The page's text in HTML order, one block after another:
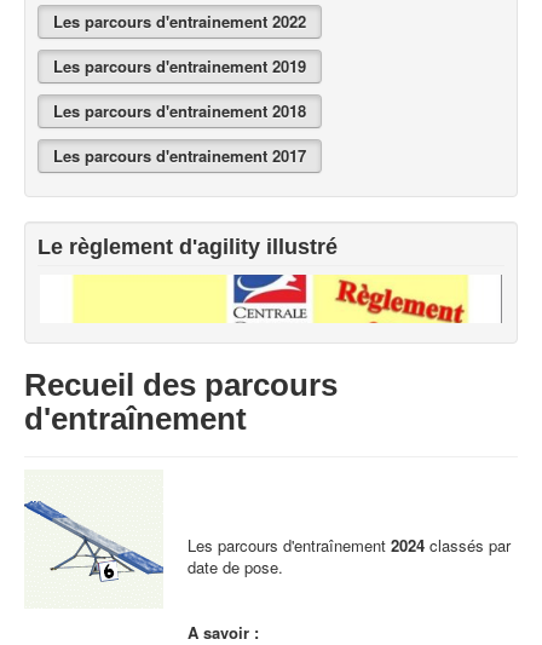
Les parcours d'entrainement 2022
Les parcours d'entrainement 2019
Les parcours d'entrainement 2018
Les parcours d'entrainement 2017
Le règlement d'agility illustré
Recueil des parcours
d'entraînement
Les parcours d'entraînement 2024 classés par
date de pose.
A savoir :